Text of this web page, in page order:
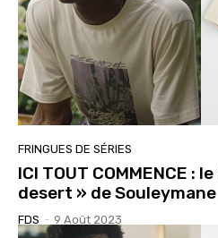
FRINGUES DE SÉRIES
ICI TOUT COMMENCE :
desert » de Souleymane
FDS - 9 Août 2023